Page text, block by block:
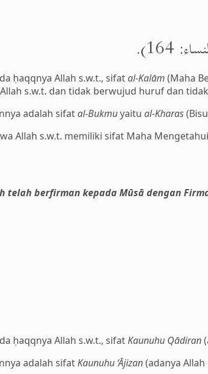
ḥaqqnya Allah s.w.t., sifatal-Kalām (Maha
s.w.t. dan tidak berwujud huruf dan
adalah sifatal-Bukmuyaitu al-Kharas
Allah s.w.t. memiliki sifat Maha
telah berfirman kepada Mūsā dengan
ḥaqqnya Allah s.w.t., sifatKaunuhu Qādiran
adalah sifatKaunuhu ‘Ājizan(adanya